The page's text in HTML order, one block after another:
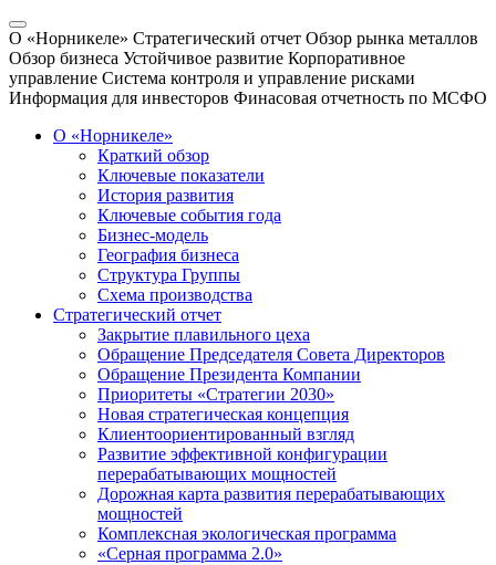
О «Норникеле» Стратегический отчет Обзор рынка металлов
Обзор бизнеса Устойчивое развитие Корпоративное
управление Система контроля и управление рисками
Информация для инвесторов Финасовая отчетность по МСФО
О «Норникеле»
Краткий обзор
Ключевые показатели
История развития
Ключевые события года
Бизнес-модель
География бизнеса
Структура Группы
Схема производства
Стратегический отчет
Закрытие плавильного цеха
Обращение Председателя Совета Директоров
Обращение Президента Компании
Приоритеты «Стратегии 2030»
Новая стратегическая концепция
Клиентоориентированный взгляд
Развитие эффективной конфигурации
перерабатывающих мощностей
Дорожная карта развития перерабатывающих
мощностей
Комплексная экологическая программа
«Серная программа 2.0»